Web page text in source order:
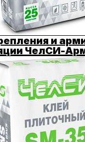
и
ЧелСИ-